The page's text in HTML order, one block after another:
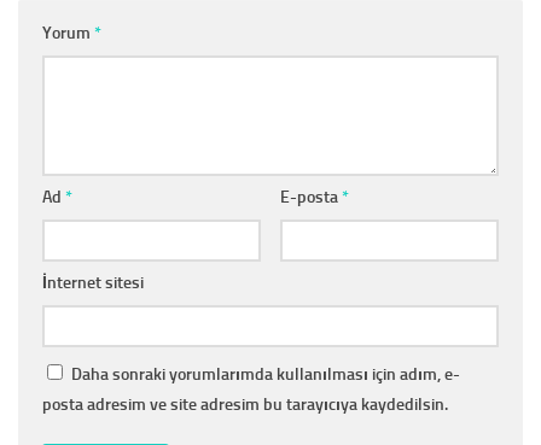
Yorum *
Ad * E-posta*
İnternet sitesi
Daha sonraki yorumlarımda kullanılması için adım, e-
posta adresim ve site adresim bu tarayıcıya kaydedilsin.